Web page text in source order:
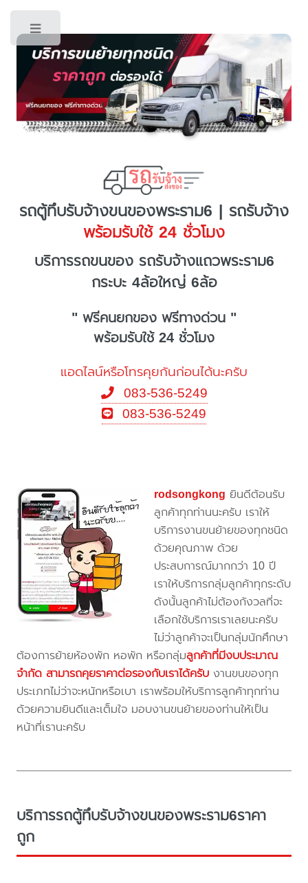
รถตู้ทึบรับจ้างขนของพระราม6 | รถรับจ้าง
พร้อมรับใช้ 24 ชั่วโมง
บริการรถขนของ รถรับจ้างแถวพระราม6
กระบะ 4ล้อใหญ่ 6ล้อ
" ฟรีคนยกของ ฟรีทางด่วน "
พร้อมรับใช้ 24 ชั่วโมง
แอดไลน์หรือโทรคุยกันก่อนได้นะครับ
083-536-5249
083-536-5249
rodsongkong ยินดีต้อนรับ
ลูกค้าทุกท่านนะครับ เราให้
บริการงานขนย้ายของทุกชนิด
ด้วยคุณภาพ ด้วย
ประสบการณ์มากกว่า 10 ปี
เราให้บริการกลุ่มลูกค้าทุกระดับ
ดังนั้นลูกค้าไม่ต้องกังวลที่จะ
เลือกใช้บริการเราเลยนะครับ
ไม่ว่าลูกค้าจะเป็นกลุ่มนักศึกษา
ต้องการย้ายห้องพัก หอพัก หรือกลุ่มลูกค้าที่มีงบประมาณ
จำกัด สามารถคุยราคาต่อรองกับเราได้ครับ งานขนของทุก
ประเภทไม่ว่าจะหนักหรือเบา เราพร้อมให้บริการลูกค้าทุกท่าน
ด้วยความยินดีและเต็มใจ มอบงานขนย้ายของท่านให้เป็น
หน้าที่เรานะครับ
บริการรถตู้ทึบรับจ้างขนของพระราม6ราคา
ถูก
Toggle